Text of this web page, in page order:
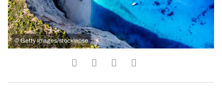
© Getty Images/stocklapse